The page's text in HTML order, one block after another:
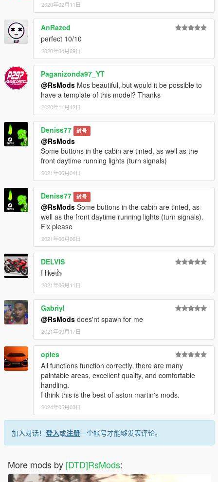
2020年02月11日
AnRazed
perfect 10/10
2020年04月09日
Paganizonda97_YT
@RsMods Mos beautiful, but would it be possible to
have a template of this model? Thanks
2020年11月12日
Deniss77 封号
@RsMods
Some buttons in the cabin are tinted, as well as the
front daytime running lights (turn signals)
2021年06月04日
Deniss77 封号
@RsMods Some buttons in the cabin are tinted, as
well as the front daytime running lights (turn signals).
Fix please
2021年06月06日
DELVIS
I like👍
2021年06月11日
Gabriyl
@RsMods does'nt spawn for me
2021年09月17日
opies
All functions function correctly, there are many
paintable areas, excellent quality, and comfortable
handling.
I think this is the best of aston martin's mods.
2024年05月03日
加入对话！ 登入或注册一个帐号才能够发表评论。
More mods by [DTD]RsMods: